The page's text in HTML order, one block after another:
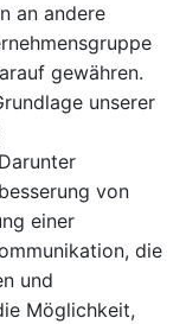
an andere
gewähren.
unserer
von
einer
die
und
Möglichkeit,